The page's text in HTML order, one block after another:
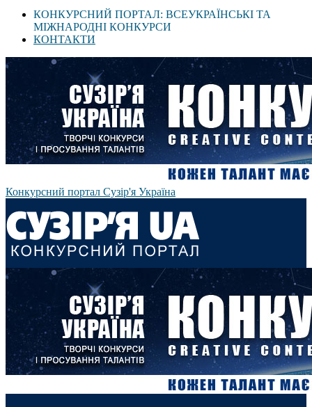
КОНКУРСНИЙ ПОРТАЛ: ВСЕУКРАЇНСЬКІ ТА
МІЖНАРОДНІ КОНКУРСИ
КОНТАКТИ
Конкурсний портал Сузір'я Україна